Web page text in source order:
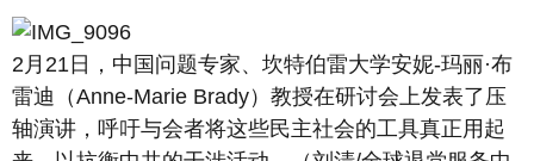
2月21日，中国问题专家、坎特伯雷大学安妮-玛丽·布
雷迪（Anne-Marie Brady）教授在研讨会上发表了压
轴演讲，呼吁与会者将这些民主社会的工具真正用起